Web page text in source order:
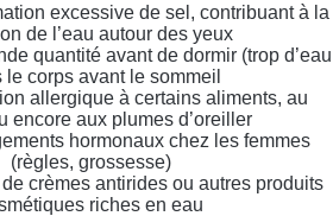
excessive de sel, contribuant à la
de l’eau autour des yeux
quantité avant de dormir (trop d’eau
le corps avant le sommeil
à certains aliments, au
encore aux plumes d’oreiller
hormonaux chez les femmes
(règles, grossesse)
crèmes antirides ou autres produits
riches en eau